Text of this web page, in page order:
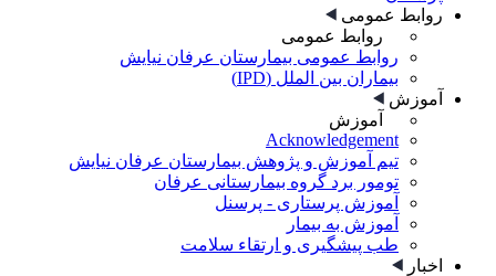
روابط عمومی
روابط عمومی
روابط عمومی بیمارستان عرفان نیایش
بیماران بین الملل (IPD)
آموزش
آموزش
Acknowledgement
تیم آموزش و پژوهش بیمارستان عرفان نیایش
تومور برد گروه بیمارستانی عرفان
آموزش پرستاری - پرسنل
آموزش به بیمار
طب پیشگیری و ارتقاء سلامت
اخبار